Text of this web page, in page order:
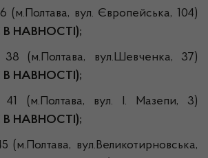
вул. Європейська, 104)
В НАВНОСТІ);
(м.Полтава, вул.Шевченка, 37)
В НАВНОСТІ);
(м.Полтава, вул. І. Мазепи, 3)
В НАВНОСТІ);
вул.Великотирновська,